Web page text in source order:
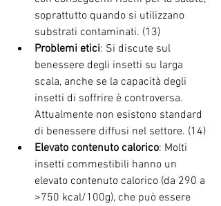
soprattutto quando si utilizzano
substrati contaminati. (13)
Problemi etici: Si discute sul
benessere degli insetti su larga
scala, anche se la capacità degli
insetti di soffrire è controversa.
Attualmente non esistono standard
di benessere diffusi nel settore. (14)
Elevato contenuto calorico: Molti
insetti commestibili hanno un
elevato contenuto calorico (da 290 a
>750 kcal/100g), che può essere